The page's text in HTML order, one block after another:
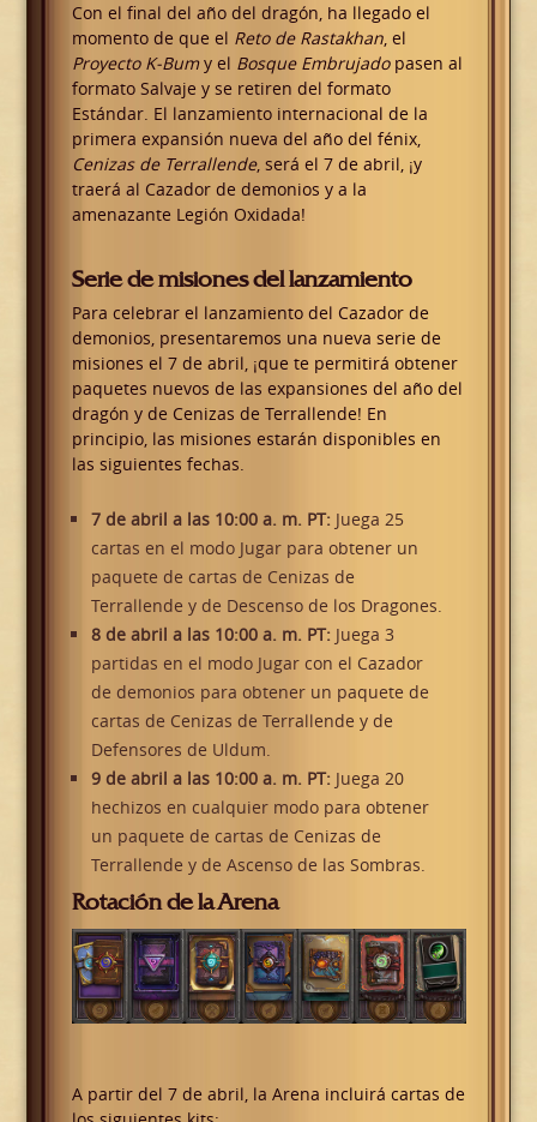
Con el final del año del dragón, ha llegado el
momento de que el Reto de Rastakhan, el
Proyecto K-Bumy el Bosque Embrujadopasen al
formato Salvaje y se retiren del formato
Estándar. El lanzamiento internacional de la
primera expansión nueva del año del fénix,
Cenizas de Terrallende, será el 7 de abril, ¡y
traerá al Cazador de demonios y a la
amenazante Legión Oxidada!
Serie de misiones del lanzamiento
Para celebrar el lanzamiento del Cazador de
demonios, presentaremos una nueva serie de
misiones el 7 de abril, ¡que te permitirá obtener
paquetes nuevos de las expansiones del año del
dragón y de Cenizas de Terrallende! En
principio, las misiones estarán disponibles en
las siguientes fechas.
7 de abril a las 10:00 a. m. PT: Juega 25
cartas en el modo Jugar para obtener un
paquete de cartas de Cenizas de
Terrallende y de Descenso de los Dragones.
8 de abril a las 10:00 a. m. PT: Juega 3
partidas en el modo Jugar con el Cazador
de demonios para obtener un paquete de
cartas de Cenizas de Terrallende y de
Defensores de Uldum.
9 de abril a las 10:00 a. m. PT: Juega 20
hechizos en cualquier modo para obtener
un paquete de cartas de Cenizas de
Terrallende y de Ascenso de las Sombras.
Rotación de la Arena
A partir del 7 de abril, la Arena incluirá cartas de